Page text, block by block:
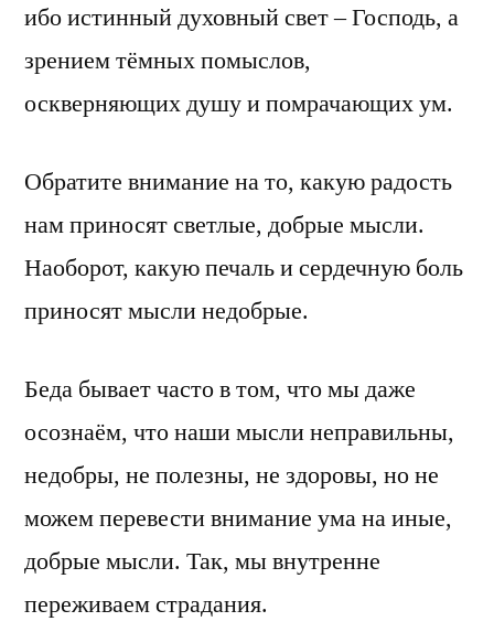
ибо истинный духовный свет – Господь, а
зрением тёмных помыслов,
оскверняющих душу и помрачающих ум.
Обратите внимание на то, какую радость
нам приносят светлые, добрые мысли.
Наоборот, какую печаль и сердечную боль
приносят мысли недобрые.
Беда бывает часто в том, что мы даже
осознаём, что наши мысли неправильны,
недобры, не полезны, не здоровы, но не
можем перевести внимание ума на иные,
добрые мысли. Так, мы внутренне
переживаем страдания.